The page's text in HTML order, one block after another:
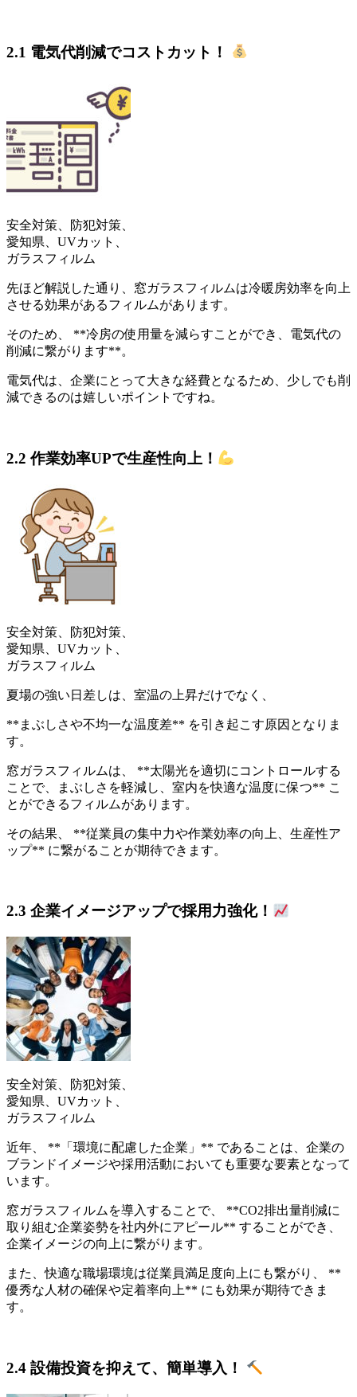
2.1 電気代削減でコストカット！
安全対策、防犯対策、
愛知県、UVカット、
ガラスフィルム
先ほど解説した通り、窓ガラスフィルムは冷暖房効率を向上
させる効果があるフィルムがあります。
そのため、 **冷房の使用量を減らすことができ、電気代の
削減に繋がります**。
電気代は、企業にとって大きな経費となるため、少しでも削
減できるのは嬉しいポイントですね。
2.2 作業効率UPで生産性向上！
安全対策、防犯対策、
愛知県、UVカット、
ガラスフィルム
夏場の強い日差しは、室温の上昇だけでなく、
**まぶしさや不均一な温度差** を引き起こす原因となりま
す。
窓ガラスフィルムは、 **太陽光を適切にコントロールする
ことで、まぶしさを軽減し、室内を快適な温度に保つ** こ
とができるフィルムがあります。
その結果、 **従業員の集中力や作業効率の向上、生産性ア
ップ** に繋がることが期待できます。
2.3 企業イメージアップで採用力強化！
安全対策、防犯対策、
愛知県、UVカット、
ガラスフィルム
近年、 **「環境に配慮した企業」** であることは、企業の
ブランドイメージや採用活動においても重要な要素となって
います。
窓ガラスフィルムを導入することで、 **CO2排出量削減に
取り組む企業姿勢を社内外にアピール** することができ、
企業イメージの向上に繋がります。
また、快適な職場環境は従業員満足度向上にも繋がり、 **
優秀な人材の確保や定着率向上** にも効果が期待できま
す。
2.4 設備投資を抑えて、簡単導入！